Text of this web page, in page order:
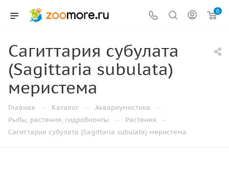
0
Сагиттария субулата
(Sagittaria subulata)
меристема
Главная — Каталог — Аквариумистика —
Рыбы, растения, гидробионты — Растения —
Сагиттария субулата (Sagittaria subulata) меристема